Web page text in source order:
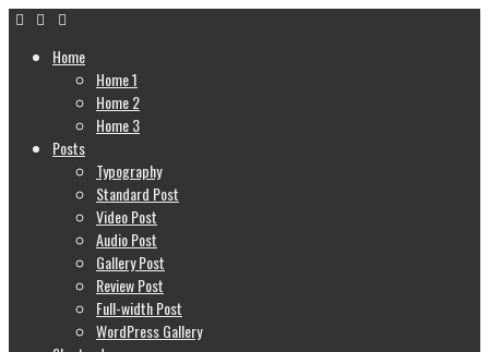
Home
Home 1
Home 2
Home 3
Posts
Typography
Standard Post
Video Post
Audio Post
Gallery Post
Review Post
Full-width Post
WordPress Gallery